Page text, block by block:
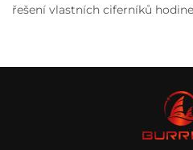
řešení vlastních ciferníků